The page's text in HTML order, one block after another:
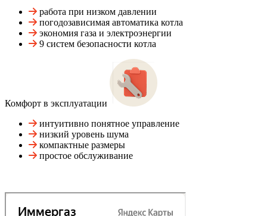
работа при низком давлении
погодозависимая автоматика котла
экономия газа и электроэнергии
9 систем безопасности котла
Комфорт в эксплуатации
интуитивно понятное управление
низкий уровень шума
компактные размеры
простое обслуживание